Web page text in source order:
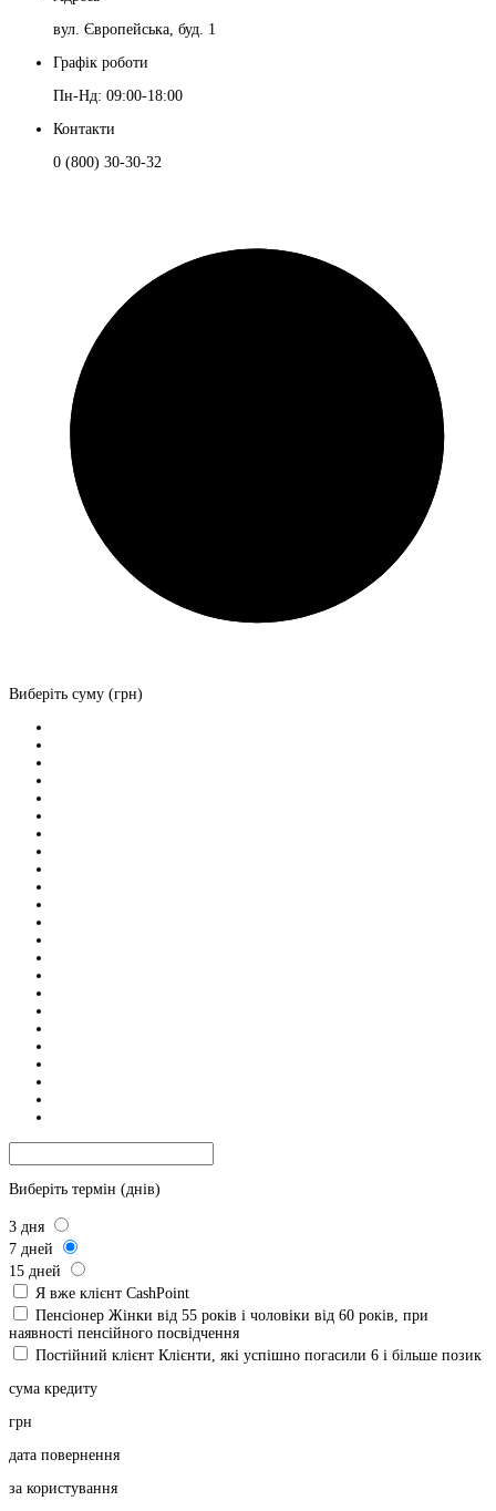
вул. Європейська, буд. 1
Графік роботи
Пн-Нд: 09:00-18:00
Контакти
0 (800) 30-30-32
Виберіть суму (грн)
Виберіть термін (днів)
3 дня
7 дней
15 дней
Я вже клієнт CashPoint
Пенсіонер Жінки від 55 років і чоловіки від 60 років, при
наявності пенсійного посвідчення
Постійний клієнт Клієнти, які успішно погасили 6 і більше позик
сума кредиту
грн
дата повернення
за користування